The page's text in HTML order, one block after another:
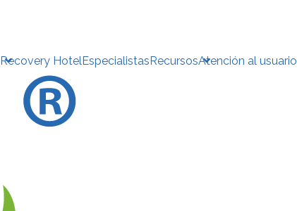
Recovery HotelEspecialistasRecursosAtención al usuario